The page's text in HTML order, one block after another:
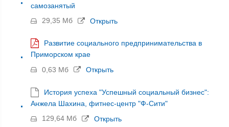
самозанятый
29,35 Мб
Открыть
Развитие социального предпринимательства в
Приморском крае
0,63 Мб
Открыть
История успеха "Успешный социальный бизнес":
Анжела Шахина, фитнес-центр "Ф-Сити"
129,64 Мб
Открыть